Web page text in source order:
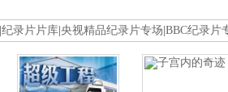
纪录片片库 央视精品纪录片专场 BBC纪录片